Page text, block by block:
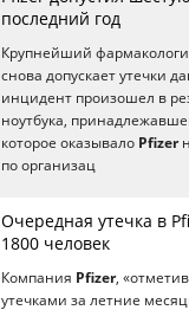
последний год
Крупнейший
снова допускает утечки
инцидент произошел в
ноутбука,
которое оказывало Pfizer
по организац
Очередная утечка в
1800 человек
Компания Pfizer,
утечками за летние